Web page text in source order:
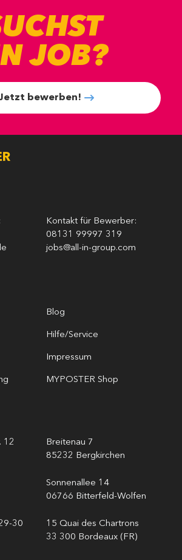
JOB?
bewerben!
Kontakt für Bewerber:
08131 99997 319
jobs@all-in-group.com
Blog
Hilfe/Service
Impressum
MYPOSTER Shop
12
Breitenau 7
85232 Bergkirchen
Sonnenallee 14
06766 Bitterfeld-Wolfen
30
15 Quai des Chartrons
33 300 Bordeaux (FR)